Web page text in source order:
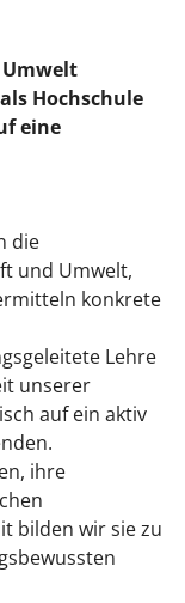
Hochschule
eine
die
und Umwelt,
konkrete
Lehre
unserer
auf ein aktiv
ihre
bilden wir sie zu